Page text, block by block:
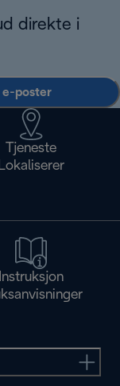
direkte i
e-poster
Tjeneste
Instruksjon